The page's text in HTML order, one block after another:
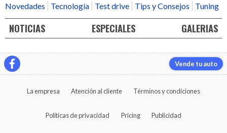
Novedades
Tecnología Test drive Tips y Consejos Tuning
NOTICIAS ESPECIALES GALERIAS
Vende tu auto
La empresa Atención al cliente Términos y condiciones
Políticas de privacidad Pricing Publicidad